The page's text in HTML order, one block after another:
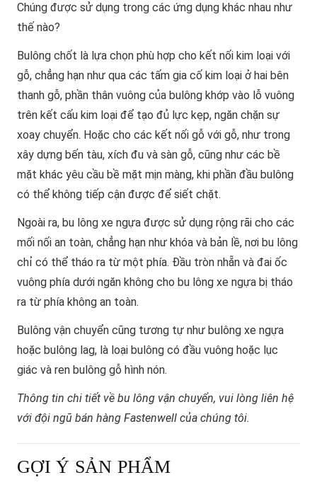
Chúng được sử dụng trong các ứng dụng khác nhau như
thế nào?
Bulông chốt là lựa chọn phù hợp cho kết nối kim loại với
gỗ, chẳng hạn như qua các tấm gia cố kim loại ở hai bên
thanh gỗ, phần thân vuông của bulông khớp vào lỗ vuông
trên kết cấu kim loại để tạo đủ lực kẹp, ngăn chặn sự
xoay chuyển. Hoặc cho các kết nối gỗ với gỗ, như trong
xây dựng bến tàu, xích đu và sàn gỗ, cũng như các bề
mặt khác yêu cầu bề mặt mịn màng, khi phần đầu bulông
có thể không tiếp cận được để siết chặt.
Ngoài ra, bu lông xe ngựa được sử dụng rộng rãi cho các
mối nối an toàn, chẳng hạn như khóa và bản lề, nơi bu lông
chỉ có thể tháo ra từ một phía. Đầu tròn nhẵn và đai ốc
vuông phía dưới ngăn không cho bu lông xe ngựa bị tháo
ra từ phía không an toàn.
Bulông vận chuyển cũng tương tự như bulông xe ngựa
hoặc bulông lag, là loại bulông có đầu vuông hoặc lục
giác và ren bulông gỗ hình nón.
Thông tin chi tiết về bu lông vận chuyển, vui lòng liên hệ
với đội ngũ bán hàng Fastenwell của chúng tôi.
GỢI Ý SẢN PHẨM